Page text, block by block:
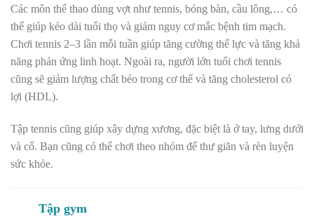
Các môn thể thao dùng vợt như tennis, bóng bàn, cầu lông,… có
thể giúp kéo dài tuổi thọ và giảm nguy cơ mắc bệnh tim mạch.
Chơi tennis 2–3 lần mỗi tuần giúp tăng cường thể lực và tăng khả
năng phản ứng linh hoạt. Ngoài ra, người lớn tuổi chơi tennis
cũng sẽ giảm lượng chất béo trong cơ thể và tăng cholesterol có
lợi (HDL).
Tập tennis cũng giúp xây dựng xương, đặc biệt là ở tay, lưng dưới
và cổ. Bạn cũng có thể chơi theo nhóm để thư giãn và rèn luyện
sức khỏe.
Tập gym